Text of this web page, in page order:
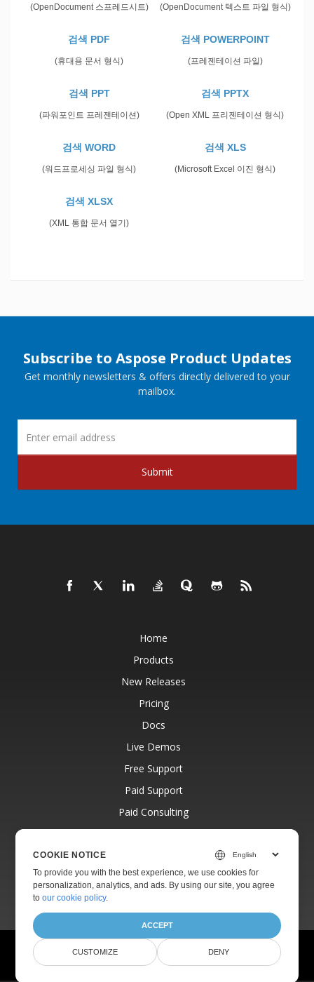
(OpenDocument 스프레드시트) (OpenDocument 텍스트 파일 형식)
검색 PDF
(휴대용 문서 형식)
검색 POWERPOINT
(프레젠테이션 파일)
검색 PPT
(파워포인트 프레젠테이션)
검색 PPTX
(Open XML 프리젠테이션 형식)
검색 WORD
(워드프로세싱 파일 형식)
검색 XLS
(Microsoft Excel 이진 형식)
검색 XLSX
(XML 통합 문서 열기)
Subscribe to Aspose Product Updates
Get monthly newsletters & offers directly delivered to your
mailbox.
Submit
Home
Products
New Releases
Pricing
Docs
Live Demos
Free Support
Paid Support
Paid Consulting
Blog
About
© Aspose Pty Ltd 2001-2026.
All Rights Reserved.
Terms of use
COOKIE NOTICE
To provide you with the best experience, we use cookies for
personalization, analytics, and ads. By using our site, you agree
toour cookie policy.
ACCEPT
CUSTOMIZE DENY